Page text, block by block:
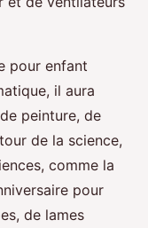
pour enfant
il aura
peinture, de
de la science,
comme la
pour
de lames